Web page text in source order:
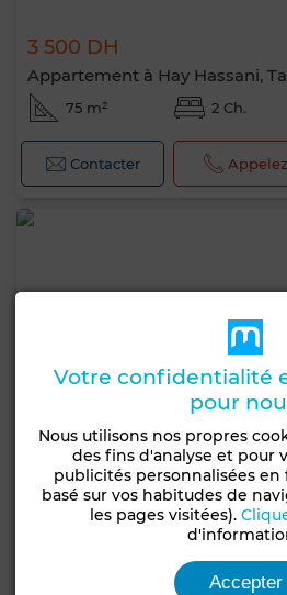
3 500 DH
Appartement à Hay Hassani,
75 m² 2 Ch.
Contacter Appelez
Votre confidentialité
pour
Nous utilisons nos propres
des fins d'analyse et pour
publicités personnalisées
basé sur vos habitudes de
les pages visitées).
Accepter